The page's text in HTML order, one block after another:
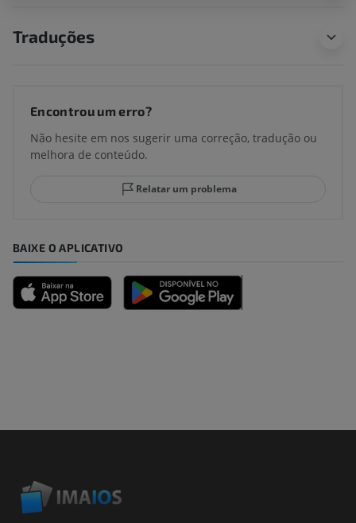
Traduções
Encontrou um erro?
Não hesite em nos sugerir uma correção, tradução ou
melhora de conteúdo.
Relatar um problema
BAIXE O APLICATIVO